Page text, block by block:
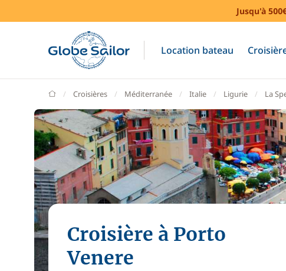
Jusqu'à
Location bateau
GlobeSailor
Croisières Méditerranée Italie Ligurie La
Croisière à Porto
Venere